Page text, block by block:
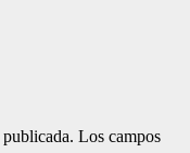
Los campos